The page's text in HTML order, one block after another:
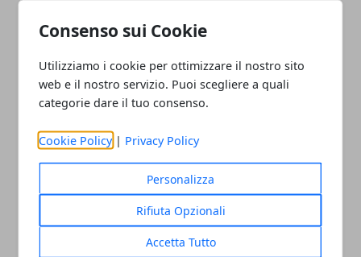
Consenso sui Cookie
Utilizziamo i cookie per ottimizzare il nostro sito
web e il nostro servizio. Puoi scegliere a quali
categorie dare il tuo consenso.
Cookie Policy | Privacy Policy
Personalizza
Rifiuta Opzionali
Accetta Tutto
Facebook
TwitterWhatsapp
Articolo Precedente
Extension per le ciglia -
modelli, caratteristiche e
Articolo Successivo
Ville in legno, vantaggi e
svantaggi di questa
tipologia di costruzione